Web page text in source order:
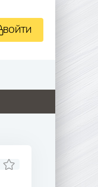
ВОЙТИ
0